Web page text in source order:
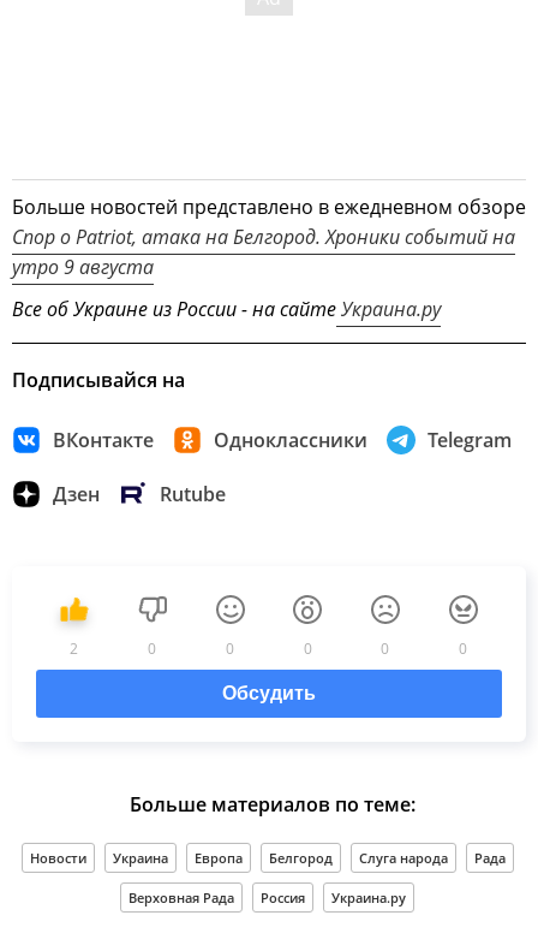
Больше новостей представлено в ежедневном обзоре
Спор о Patriot, атака на Белгород. Хроники событий на
утро 9 августа
Все об Украине из России - на сайтеУкраина.ру
Подписывайся на
ВКонтакте Одноклассники Telegram
Дзен Rutube
2 0 0 0 0 0
Обсудить
Больше материалов по теме:
Новости Украина Европа Белгород Слуга народа Рада
Верховная Рада Россия Украина.ру